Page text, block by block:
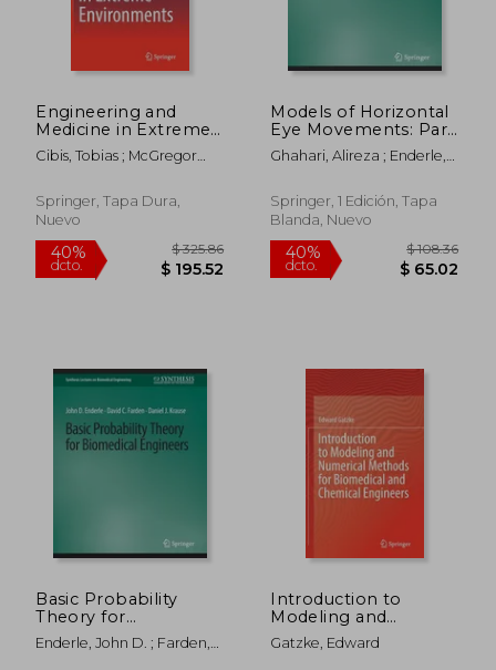
40%
dcto.
40% $ 75.36 40%
Engineering and
Medicine in Extreme
Environments (en
Inglés)
Cibis, Tobias ; McGregor
Springer, Tapa Dura,
Nuevo
Models of Horizontal
Eye Movements: Part
4, a Multiscale Neuron
and Muscle Fiber-
Model (en Inglés)
Ghahari, Alireza ; Enderle,
Springer, 1 Edición, Tapa
Blanda, Nuevo
Basic Probability
Theory for
Biomedical Engineers
(en Inglés)
Enderle, John D. ; Farden,
Introduction to
Modeling and
Numerical Methods
for Biomedical and
Gatzke, Edward